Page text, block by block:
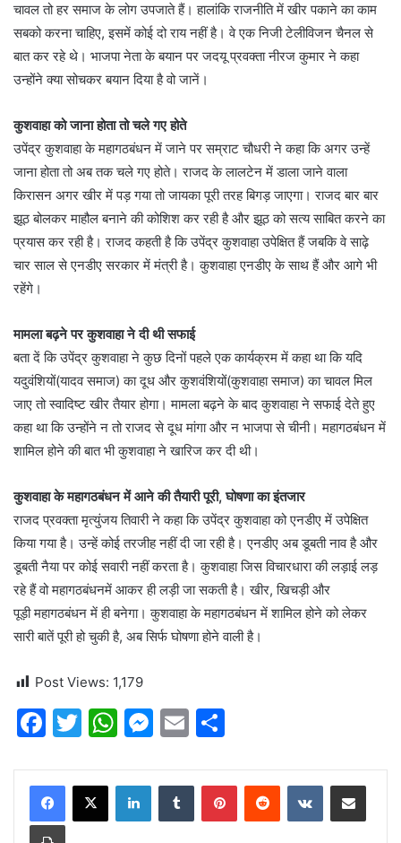
चावल तो हर समाज के लोग उपजाते हैं। हालांकि राजनीति में खीर पकाने का काम
सबको करना चाहिए, इसमें कोई दो राय नहीं है। वे एक निजी टेलीविजन चैनल से
बात कर रहे थे। भाजपा नेता के बयान पर जदयू प्रवक्ता नीरज कुमार ने कहा
उन्होंने क्या सोचकर बयान दिया है वो जानें।
कुशवाहा को जाना होता तो चले गए होते
उपेंद्र कुशवाहा केमहागठबंधनमें जाने पर सम्राट चौधरी ने कहा कि अगर उन्हें
जाना होता तो अब तक चले गए होते। राजद के लालटेन में डाला जाने वाला
किरासन अगर खीर में पड़ गया तो जायका पूरी तरह बिगड़ जाएगा। राजद बार बार
झूठ बोलकर माहौल बनाने की कोशिश कर रही है और झूठ को सत्य साबित करने का
प्रयास कर रही है। राजद कहती है कि उपेंद्र कुशवाहा उपेक्षित हैं जबकि वे साढ़े
चार साल से एनडीए सरकार में मंत्री है। कुशवाहा एनडीए के साथ हैं और आगे भी
रहेंगे।
मामला बढ़ने पर कुशवाहा ने दी थी सफाई
बता दें कि उपेंद्र कुशवाहा ने कुछ दिनों पहले एक कार्यक्रम में कहा था कि यदि
यदुवंशियों(यादव समाज) का दूध औरकुशवंशियों(कुशवाहा समाज) का चावल मिल
जाए तो स्वादिष्ट खीर तैयार होगा। मामला बढ़ने के बाद कुशवाहा ने सफाई देते हुए
कहा था कि उन्होंने न तो राजद से दूध मांगा और न भाजपा से चीनी।महागठबंधनमें
शामिल होने की बात भी कुशवाहा ने खारिज कर दी थी।
कुशवाहा केमहागठबंधनमें आने की तैयारी पूरी, घोषणा का इंतजार
राजद प्रवक्ता मृत्युंजय तिवारी ने कहा कि उपेंद्र कुशवाहा को एनडीए में उपेक्षित
किया गया है। उन्हें कोई तरजीह नहीं दी जा रही है। एनडीए अब डूबती नाव है और
डूबती नैया पर कोई सवारी नहीं करता है। कुशवाहा जिस विचारधारा की लड़ाई लड़
रहे हैं वोमहागठबंधनमें आकर ही लड़ी जा सकती है। खीर, खिचड़ी और
पूड़ीमहागठबंधनमें ही बनेगा। कुशवाहा केमहागठबंधनमें शामिल होने को लेकर
सारी बातें पूरी हो चुकी है, अब सिर्फ घोषणा होने वाली है।
Post Views: 1,179
F
c
e
T
itt
er
W
at
s
M
s
E
ai ar
e
LinkedInTumblr PinterestReddit VKontakteShare via Email
Print